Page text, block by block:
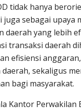
tidak hanya
sebagai upaya
daerah yang lebih
transaksi daerah
efisiensi
sekaligus
bagi masyarakat.
Kantor Perwakilan